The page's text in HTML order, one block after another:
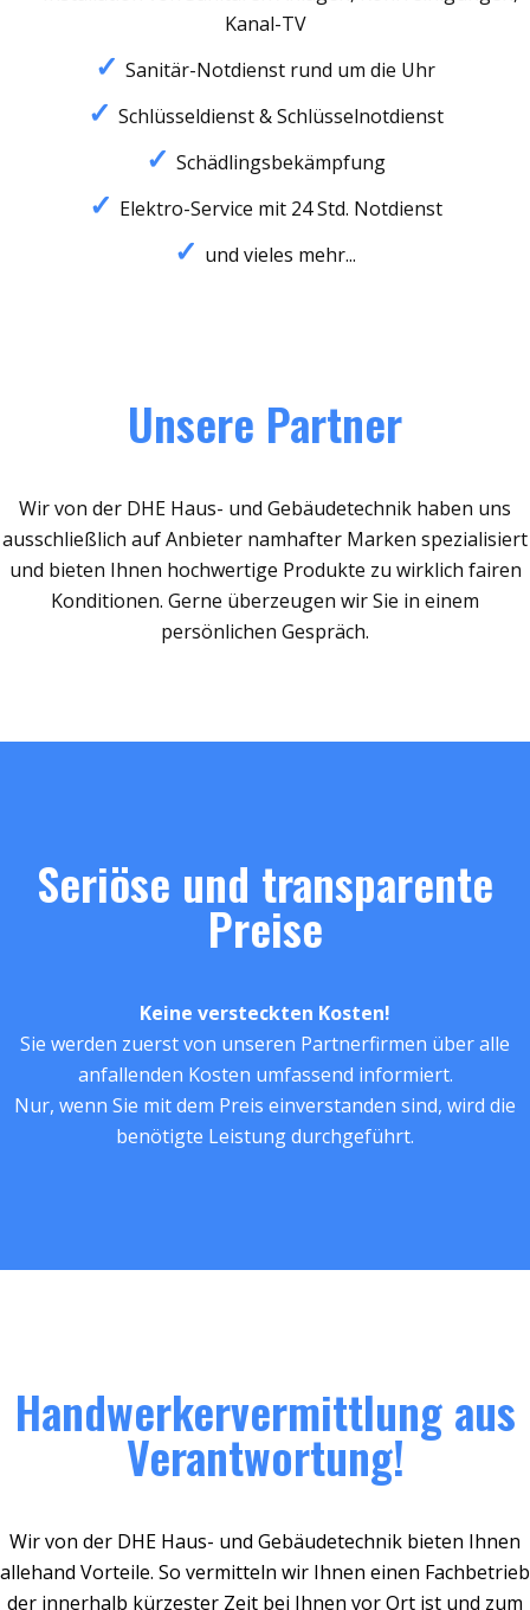
Kanal-TV
Sanitär-Notdienst rund um die Uhr
Schlüsseldienst & Schlüsselnotdienst
Schädlingsbekämpfung
Elektro-Service mit 24 Std. Notdienst
und vieles mehr...
Unsere Partner
Wir von der DHE Haus- und Gebäudetechnik haben uns
ausschließlich auf Anbieter namhafter Marken spezialisiert
und bieten Ihnen hochwertige Produkte zu wirklich fairen
Konditionen. Gerne überzeugen wir Sie in einem
persönlichen Gespräch.
Seriöse und transparente
Preise
Keine versteckten Kosten!
Sie werden zuerst von unseren Partnerfirmen über alle
anfallenden Kosten umfassend informiert.
Nur, wenn Sie mit dem Preis einverstanden sind, wird die
benötigte Leistung durchgeführt.
Handwerkervermittlung aus
Verantwortung!
Wir von der DHE Haus- und Gebäudetechnik bieten Ihnen
allehand Vorteile. So vermitteln wir Ihnen einen Fachbetrieb
der innerhalb kürzester Zeit bei Ihnen vor Ort ist und zum